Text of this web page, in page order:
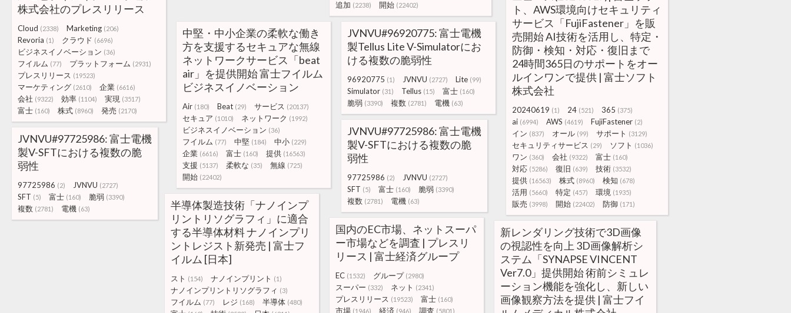
追加 (2238) 開始 (22402)
株式会社のプレスリリース
Cloud (2338) Marketing (206)
Revoria (1) クラウド (6696)
ビジネスイノベーション (36)
フイルム (77) プラットフォーム (2931)
プレスリリース (19523)
マーケティング (2610) 企業 (6616)
会社 (9322) 効率 (1104) 実現 (3517)
富士 (160) 株式 (8960) 発売 (2170)
ト、AWS環境向けセキュリティ
サービス「FujiFastener」を販
売開始 AI技術を活用し、特定・
防御・検知・対応・復旧まで
24時間365日のサポートをオー
ルインワンで提供 | 富士ソフト
株式会社
20240619 (1) 24 (521) 365 (375)
ai (6994) AWS (4619) FujiFastener (2)
イン (837) オール (99) サポート (3129)
セキュリティサービス (29) ソフト (1036)
ワン (360) 会社 (9322) 富士 (160)
対応 (5286) 復旧 (639) 技術 (3532)
提供 (16563) 株式 (8960) 検知 (678)
活用 (5660) 特定 (457) 環境 (1935)
販売 (3998) 開始 (22402) 防御 (171)
中堅・中小企業の柔軟な働き
方を支援するセキュアな無線
ネットワークサービス「beat
air」を提供開始 富士フイルム
ビジネスイノベーション
Air (180) Beat (29) サービス (20137)
セキュア (1010) ネットワーク (1992)
ビジネスイノベーション (36)
フイルム (77) 中堅 (184) 中小 (229)
企業 (6616) 富士 (160) 提供 (16563)
支援 (5137) 柔軟な (35) 無線 (725)
開始 (22402)
JVNVU#96920775: 富士電機
製Tellus Lite V-Simulatorにお
ける複数の脆弱性
96920775 (1) JVNVU (2727) Lite (99)
Simulator (31) Tellus (15) 富士 (160)
脆弱 (3390) 複数 (2781) 電機 (63)
JVNVU#97725986: 富士電機
製V-SFTにおける複数の脆
弱性
97725986 (2) JVNVU (2727)
SFT (5) 富士 (160) 脆弱 (3390)
複数 (2781) 電機 (63)
JVNVU#97725986: 富士電機
製V-SFTにおける複数の脆
弱性
97725986 (2) JVNVU (2727)
SFT (5) 富士 (160) 脆弱 (3390)
複数 (2781) 電機 (63)
半導体製造技術「ナノインプ
リントリソグラフィ」に適合
する半導体材料 ナノインプリ
ントレジスト新発売 | 富士フ
イルム [日本]
スト (154) ナノインプリント (1)
ナノインプリントリソグラフィ (3)
フイルム (77) レジ (168) 半導体 (480)
国内のEC市場、ネットスーパ
ー市場などを調査 | プレスリ
リース | 富士経済グループ
EC (1532) グループ (2980)
スーパー (332) ネット (2341)
プレスリリース (19523) 富士 (160)
市場 (1946) 経済 (946) 調査 (5801)
新レンダリング技術で3D画像
の視認性を向上 3D画像解析シ
ステム「SYNAPSE VINCENT
Ver7.0」提供開始 術前シミュレ
ーション機能を強化し、新しい
画像観察方法を提供 | 富士フイ